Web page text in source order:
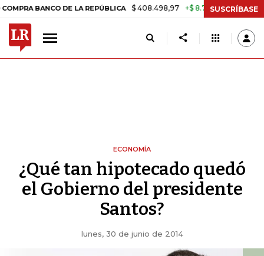
DE LA REPÚBLICA $ 408.498,97 +$ 8.753,81 +2,19% TASA
SUSCRÍBASE
ECONOMÍA
¿Qué tan hipotecado quedó
el Gobierno del presidente
Santos?
lunes, 30 de junio de 2014